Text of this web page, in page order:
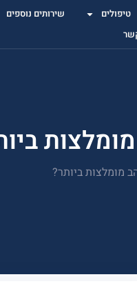
טיפולים שירותים נוספים
מומלצות ביותר?